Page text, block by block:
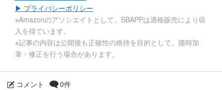
▶ プライバシーポリシー
※Amazonのアソシエイトとして、SBAPPは適格販売により収
入を得ています。
※記事の内容は公開後も正確性の維持を目的として、随時加
筆・修正を行う場合があります。
コメント
0件